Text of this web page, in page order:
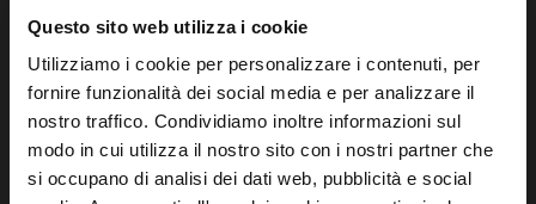
Questo sito web utilizza i cookie
Utilizziamo i cookie per personalizzare i contenuti, per
fornire funzionalità dei social media e per analizzare il
nostro traffico. Condividiamo inoltre informazioni sul
modo in cui utilizza il nostro sito con i nostri partner che
si occupano di analisi dei dati web, pubblicità e social
dell'Unione dei Comuni della Bassa Romagna
Piazza della Libertà, 13
48012 Bagnacavallo (RA)
Tel. +39 0545 280898
turismo@unione.labassaromagna.it